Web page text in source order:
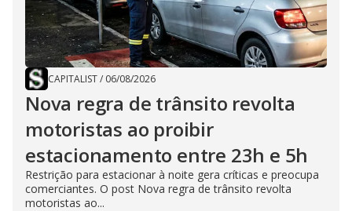
CAPITALIST/ 06/08/2026
Nova regra de trânsito revolta
motoristas ao proibir
estacionamento entre 23h e 5h
Restrição para estacionar à noite gera críticas e preocupa
comerciantes. O post Nova regra de trânsito revolta
motoristas ao...